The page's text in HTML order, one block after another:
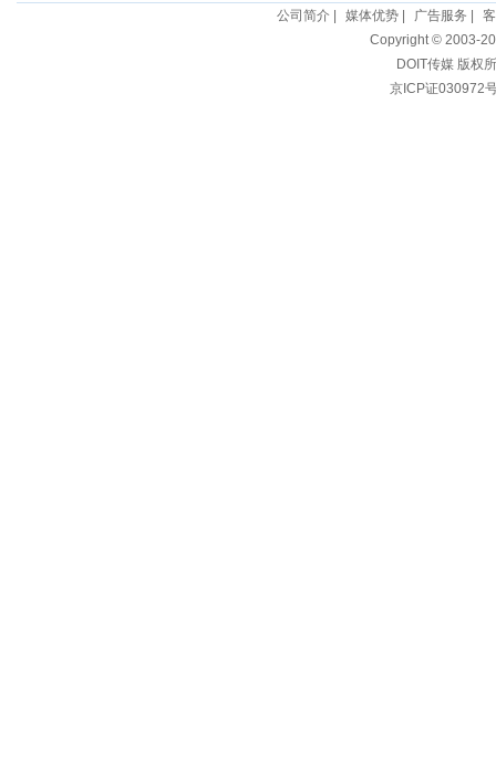
公司简介| 媒体优势| 广告服务
Copyright © 2003-
DOIT传媒 版权
京ICP证030972